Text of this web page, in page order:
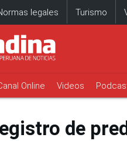
legales Turismo
Online Videos
de